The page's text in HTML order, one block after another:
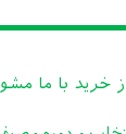
خرید با ما